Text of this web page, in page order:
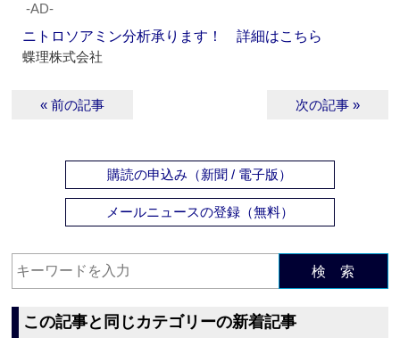
‐AD‐
ニトロソアミン分析承ります！ 詳細はこちら
蝶理株式会社
« 前の記事 次の記事 »
購読の申込み（新聞 / 電子版）
メールニュースの登録（無料）
検 索
この記事と同じカテゴリーの新着記事